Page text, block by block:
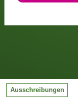
Ausschreibungen